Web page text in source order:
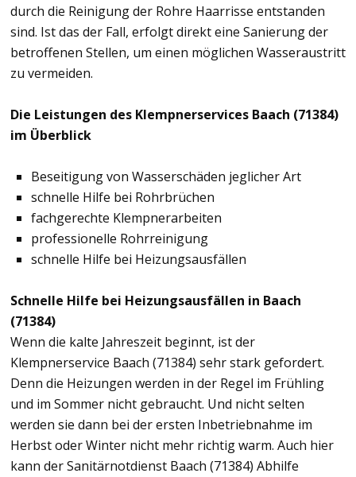
durch die Reinigung der Rohre Haarrisse entstanden
sind. Ist das der Fall, erfolgt direkt eine Sanierung der
betroffenen Stellen, um einen möglichen Wasseraustritt
zu vermeiden.
Die Leistungen des Klempnerservices Baach (71384)
im Überblick
Beseitigung von Wasserschäden jeglicher Art
schnelle Hilfe bei Rohrbrüchen
fachgerechte Klempnerarbeiten
professionelle Rohrreinigung
schnelle Hilfe bei Heizungsausfällen
Schnelle Hilfe bei Heizungsausfällen in Baach
(71384)
Wenn die kalte Jahreszeit beginnt, ist der
Klempnerservice Baach (71384) sehr stark gefordert.
Denn die Heizungen werden in der Regel im Frühling
und im Sommer nicht gebraucht. Und nicht selten
werden sie dann bei der ersten Inbetriebnahme im
Herbst oder Winter nicht mehr richtig warm. Auch hier
kann der Sanitärnotdienst Baach (71384) Abhilfe